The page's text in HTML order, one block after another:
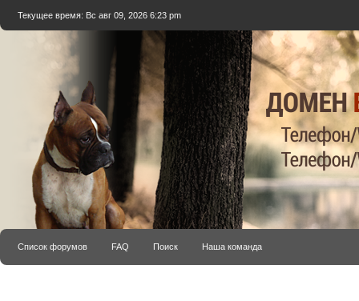
Текущее время: Вс авг 09, 2026 6:23 pm
Список форумов FAQ Поиск Наша команда